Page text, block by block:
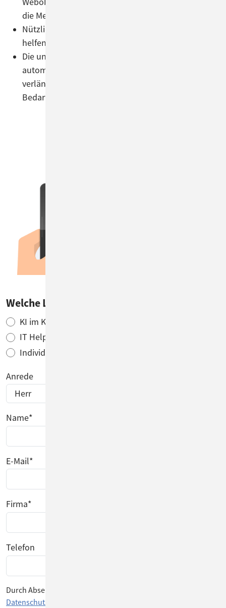
die Melder sowie unsere Administrationsoberfläche.
Nützliche Guides und Tipps während der Testphase
helfen Ihnen beim Einstieg.
Die unverbindliche Testphase endet nach 14 Tagen
automatisch ohne Folgekosten. Auf Knopfdruck
verlängern Sie den kostenlosen Testzeitraum bei
Bedarf.
Welche Lösung möchten Sie testen?
KI im Kundenservice
IT Helpdesk
Individuelle Workflows
Anrede
Name*
E-Mail*
Firma*
Telefon
Durch Absenden des Formulars stimmen Sie unserer
Datenschutzerklärung